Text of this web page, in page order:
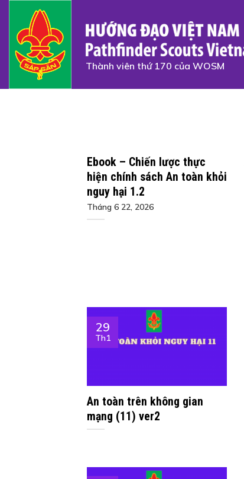
content
Thành viên thứ 170 của WOSM
Ebook – Chiến lược thực
hiện chính sách An toàn khỏi
nguy hại 1.2
Tháng 6 22, 2026
An toàn trên không gian
mạng (11) ver2
29
Th1